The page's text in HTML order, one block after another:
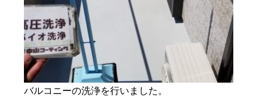
バルコニーの洗浄を行いました。